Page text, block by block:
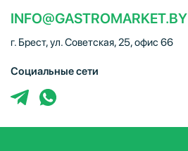
INFO@GASTROMARKET.BY
г. Брест, ул. Советская, 25, офис 66
Социальные сети